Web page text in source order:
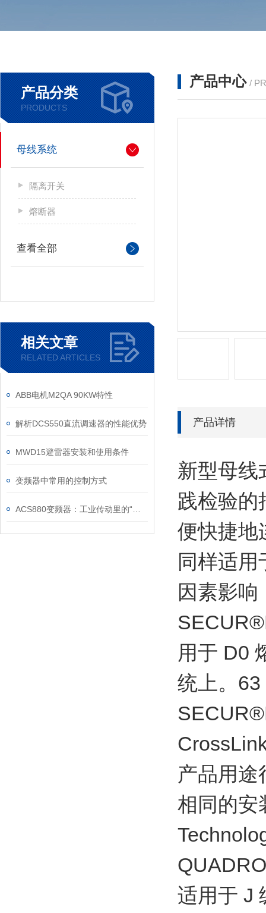
产品分类
PRODUCTS
母线系统
隔离开关
熔断器
查看全部
相关文章
RELATED ARTICLES
ABB电机M2QA 90KW特性
解析DCS550直流调速器的性能优势
MWD15避雷器安装和使用条件
变频器中常用的控制方式
产品中心 /
产品详情
新型母线
践检验的
便快捷地
同样适
因素影
用于 D0
统上。
产品用途
相同的安
适用于 J